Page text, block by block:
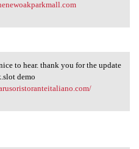
nice to hear.
to hear. thank you for the update
demo